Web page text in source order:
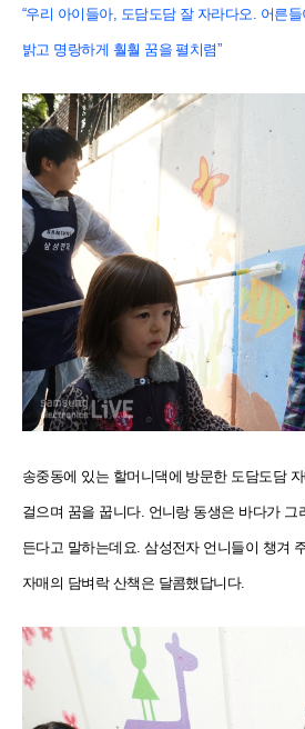
“우리 아이들아, 도담도담 잘 자라다오. 어른
밝고 명랑하게 훨훨 꿈을 펼치렴”
송중동에 있는 할머니댁에 방문한 도담도담
걸으며 꿈을 꿉니다. 언니랑 동생은 바다가 그
든다고 말하는데요. 삼성전자 언니들이 챙겨
자매의 담벼락 산책은 달콤했답니다.